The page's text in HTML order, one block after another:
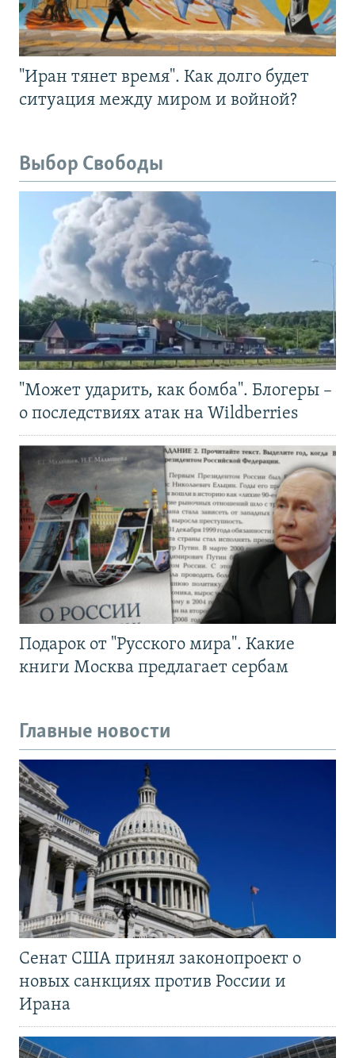
"Иран тянет время". Как долго будет
ситуация между миром и войной?
Выбор Свободы
"Может ударить, как бомба". Блогеры –
о последствиях атак на Wildberries
Подарок от "Русского мира". Какие
книги Москва предлагает сербам
Главные новости
Сенат США принял законопроект о
новых санкциях против России и
Ирана